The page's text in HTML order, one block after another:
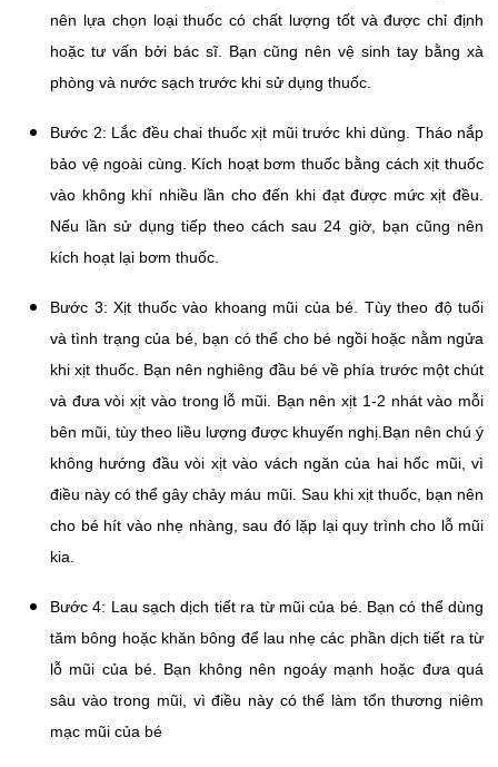
nên lựa chọn loại thuốc có chất lượng tốt và được chỉ định
hoặc tư vấn bởi bác sĩ. Bạn cũng nên vệ sinh tay bằng xà
phòng và nước sạch trước khi sử dụng thuốc.
Bước 2: Lắc đều chai thuốc xịt mũi trước khi dùng. Tháo nắp
bảo vệ ngoài cùng. Kích hoạt bơm thuốc bằng cách xịt thuốc
vào không khí nhiều lần cho đến khi đạt được mức xịt đều.
Nếu lần sử dụng tiếp theo cách sau 24 giờ, bạn cũng nên
kích hoạt lại bơm thuốc.
Bước 3: Xịt thuốc vào khoang mũi của bé. Tùy theo độ tuổi
và tình trạng của bé, bạn có thể cho bé ngồi hoặc nằm ngửa
khi xịt thuốc. Bạn nên nghiêng đầu bé về phía trước một chút
và đưa vòi xịt vào trong lỗ mũi. Bạn nên xịt 1-2 nhát vào mỗi
bên mũi, tùy theo liều lượng được khuyến nghị.Bạn nên chú ý
không hướng đầu vòi xịt vào vách ngăn của hai hốc mũi, vì
điều này có thể gây chảy máu mũi. Sau khi xịt thuốc, bạn nên
cho bé hít vào nhẹ nhàng, sau đó lặp lại quy trình cho lỗ mũi
kia.
Bước 4: Lau sạch dịch tiết ra từ mũi của bé. Bạn có thể dùng
tăm bông hoặc khăn bông để lau nhẹ các phần dịch tiết ra từ
lỗ mũi của bé. Bạn không nên ngoáy mạnh hoặc đưa quá
sâu vào trong mũi, vì điều này có thể làm tổn thương niêm
mạc mũi của bé